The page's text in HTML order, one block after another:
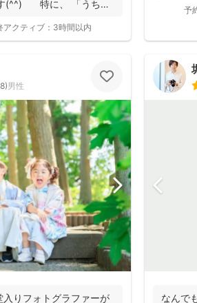
す(^^) 特に、 「うち
アクティブ： 3時間以内
予
)男性
りフォトグラファーが
なんで